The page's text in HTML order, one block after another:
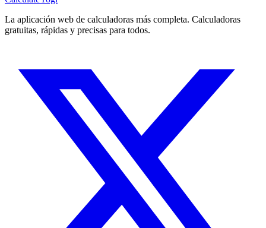
La aplicación web de calculadoras más completa. Calculadoras
gratuitas, rápidas y precisas para todos.